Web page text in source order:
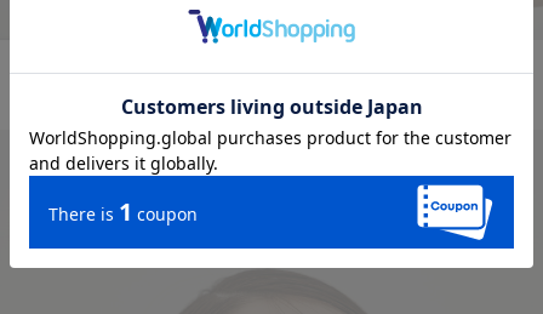
¥ 7,700→¥ 4,620
¥ 2,750